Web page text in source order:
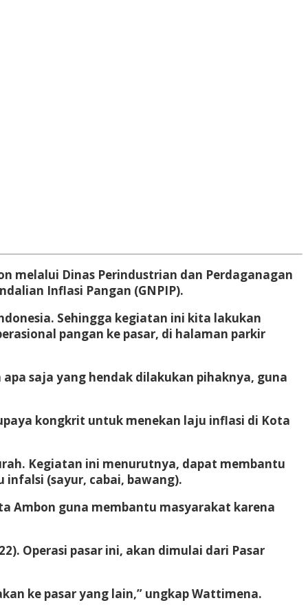
melalui Dinas Perindustrian dan Perdaganagan
Inflasi Pangan (GNPIP).
Sehingga kegiatan ini kita lakukan
pangan ke pasar, di halaman parkir
saja yang hendak dilakukan pihaknya, guna
kongkrit untuk menekan laju inflasi di Kota
Kegiatan ini menurutnya, dapat membantu
(sayur, cabai, bawang).
Ambon guna membantu masyarakat karena
Operasi pasar ini, akan dimulai dari Pasar
ke pasar yang lain,” ungkap Wattimena.